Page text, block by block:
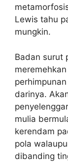
Lewis tahu
mungkin.
Badan surut
darinya.
mulia
kerendam
pola
dibanding